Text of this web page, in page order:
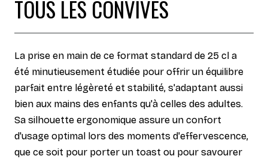
TOUS LES CONVIVES
La prise en main de ce format standard de 25 cl a
été minutieusement étudiée pour offrir un équilibre
parfait entre légèreté et stabilité, s'adaptant aussi
bien aux mains des enfants qu'à celles des adultes.
Sa silhouette ergonomique assure un confort
d'usage optimal lors des moments d'effervescence,
que ce soit pour porter un toast ou pour savourer